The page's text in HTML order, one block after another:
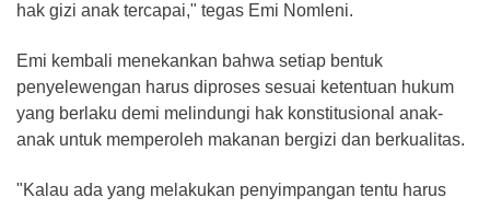
hak gizi anak tercapai," tegas Emi Nomleni.
Emi kembali menekankan bahwa setiap bentuk
penyelewengan harus diproses sesuai ketentuan hukum
yang berlaku demi melindungi hak konstitusional anak-
anak untuk memperoleh makanan bergizi dan berkualitas.
"Kalau ada yang melakukan penyimpangan tentu harus